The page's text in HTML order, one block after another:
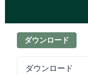
ダウンロード
ダウンロード